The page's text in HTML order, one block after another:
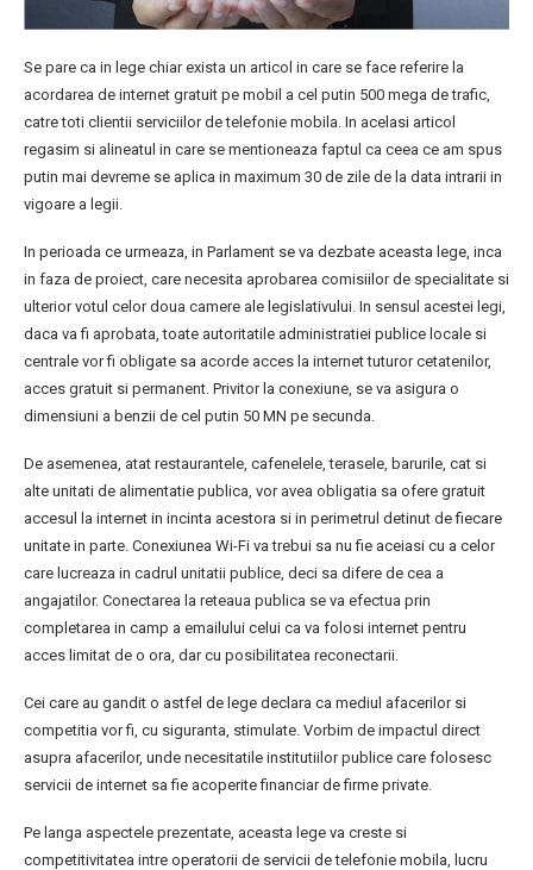
Se pare ca in lege chiar exista un articol in care se face referire la
acordarea de internet gratuit pe mobil a cel putin 500 mega de trafic,
catre toti clientii serviciilor de telefonie mobila. In acelasi articol
regasim si alineatul in care se mentioneaza faptul ca ceea ce am spus
putin mai devreme se aplica in maximum 30 de zile de la data intrarii in
vigoare a legii.
In perioada ce urmeaza, in Parlament se va dezbate aceasta lege, inca
in faza de proiect, care necesita aprobarea comisiilor de specialitate si
ulterior votul celor doua camere ale legislativului. In sensul acestei legi,
daca va fi aprobata, toate autoritatile administratiei publice locale si
centrale vor fi obligate sa acorde acces la internet tuturor cetatenilor,
acces gratuit si permanent. Privitor la conexiune, se va asigura o
dimensiuni a benzii de cel putin 50 MN pe secunda.
De asemenea, atat restaurantele, cafenelele, terasele, barurile, cat si
alte unitati de alimentatie publica, vor avea obligatia sa ofere gratuit
accesul la internet in incinta acestora si in perimetrul detinut de fiecare
unitate in parte. Conexiunea Wi-Fi va trebui sa nu fie aceiasi cu a celor
care lucreaza in cadrul unitatii publice, deci sa difere de cea a
angajatilor. Conectarea la reteaua publica se va efectua prin
completarea in camp a emailului celui ca va folosi internet pentru
acces limitat de o ora, dar cu posibilitatea reconectarii.
Cei care au gandit o astfel de lege declara ca mediul afacerilor si
competitia vor fi, cu siguranta, stimulate. Vorbim de impactul direct
asupra afacerilor, unde necesitatile institutiilor publice care folosesc
servicii de internet sa fie acoperite financiar de firme private.
Pe langa aspectele prezentate, aceasta lege va creste si
competitivitatea intre operatorii de servicii de telefonie mobila, lucru